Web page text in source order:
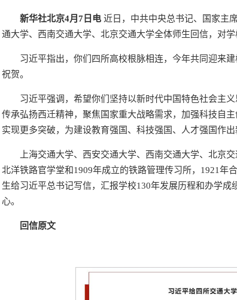
新华社北京4月7日电 近日，中共中央总书记、国家主
通大学、西南交通大学、北京交通大学全体师生回信，对学
习近平指出，你们四所高校根脉相连，今年共同迎来
祝贺。
习近平强调，希望你们坚持以新时代中国特色社会主
传承弘扬西迁精神，聚焦国家重大战略需求，加强科技自
实现更多突破，为建设教育强国、科技强国、人才强国作出
上海交通大学、西安交通大学、西南交通大学、北京
北洋铁路官学堂和1909年成立的铁路管理传习所，1921年
生给习近平总书记写信，汇报学校130年发展历程和办学
心。
回信原文